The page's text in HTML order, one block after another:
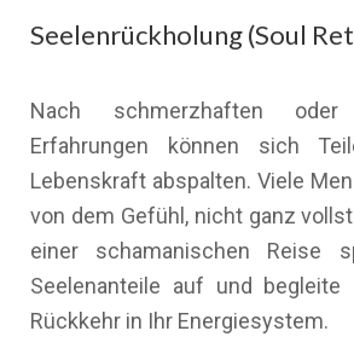
Seelenrückholung (Soul
Nach schmerzhaften oder
Erfahrungen können sich
Lebenskraft abspalten. Viele
von dem Gefühl, nicht ganz
einer schamanischen Reise
Seelenanteile auf und begleite
Rückkehr in Ihr Energiesystem.